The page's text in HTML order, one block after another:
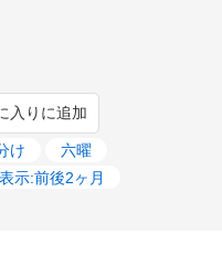
入りに追加
け
六曜
示:前後2ヶ月